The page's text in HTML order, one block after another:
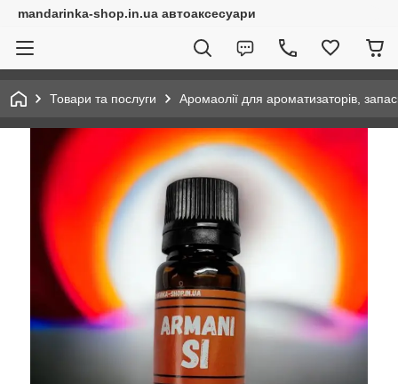
mandarinka-shop.in.ua автоаксесуари
Товари та послуги Аромаолії для ароматизаторів,